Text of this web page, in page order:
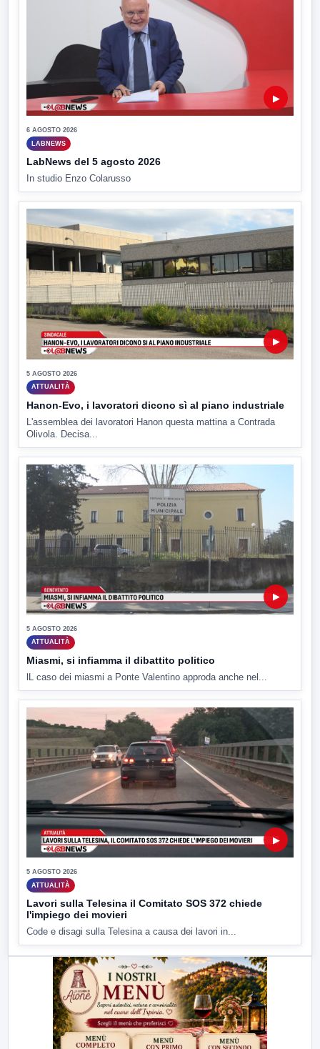
▶
6 AGOSTO 2026
LABNEWS
LabNews del 5 agosto 2026
In studio Enzo Colarusso
▶
5 AGOSTO 2026
ATTUALITÀ
Hanon-Evo, i lavoratori dicono sì al piano industriale
L'assemblea dei lavoratori Hanon questa mattina a Contrada
Olivola. Decisa...
▶
5 AGOSTO 2026
ATTUALITÀ
Miasmi, si infiamma il dibattito politico
lL caso dei miasmi a Ponte Valentino approda anche nel...
▶
5 AGOSTO 2026
ATTUALITÀ
Lavori sulla Telesina il Comitato SOS 372 chiede
l'impiego dei movieri
Code e disagi sulla Telesina a causa dei lavori in...